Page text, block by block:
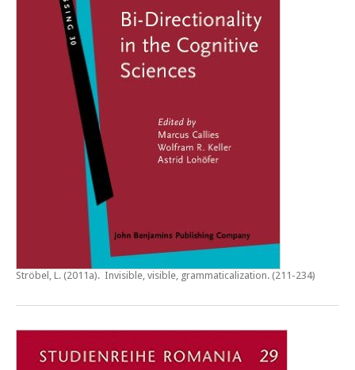
Ströbel, L. (2011a). Invisible, visible, grammaticalization. (211-234)